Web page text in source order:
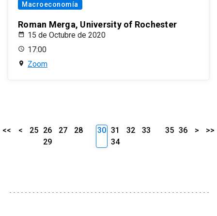
Macroeconomía
Roman Merga, University of Rochester
15 de Octubre de 2020
17:00
Zoom
<< < 25 26 27
28
29
30 31 32
33
34
35 36 > >>